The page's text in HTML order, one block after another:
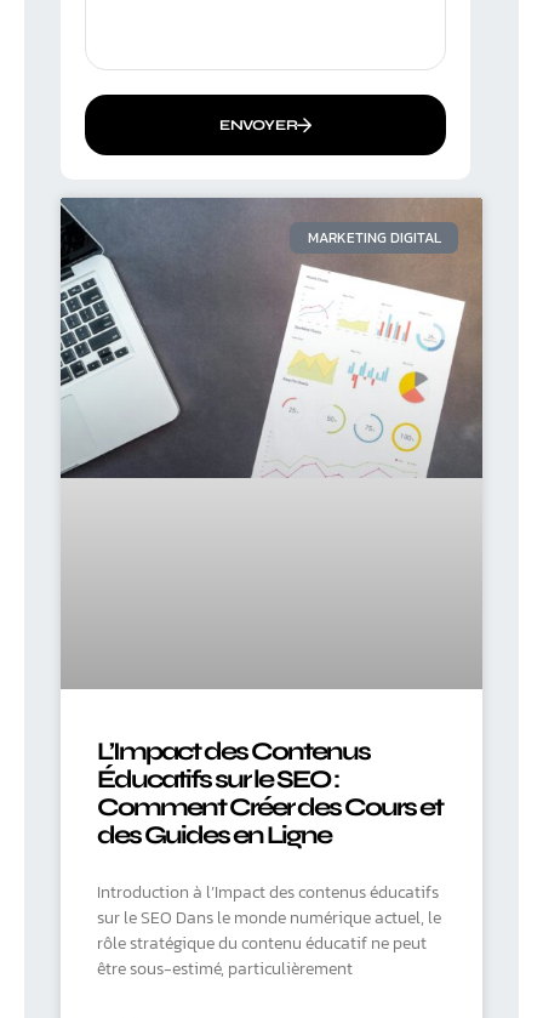
ENVOYER
MARKETING DIGITAL
L’Impact des Contenus
Éducatifs sur le SEO :
Comment Créer des Cours et
des Guides en Ligne
Introduction à l’Impact des contenus éducatifs
sur le SEO Dans le monde numérique actuel, le
rôle stratégique du contenu éducatif ne peut
être sous-estimé, particulièrement